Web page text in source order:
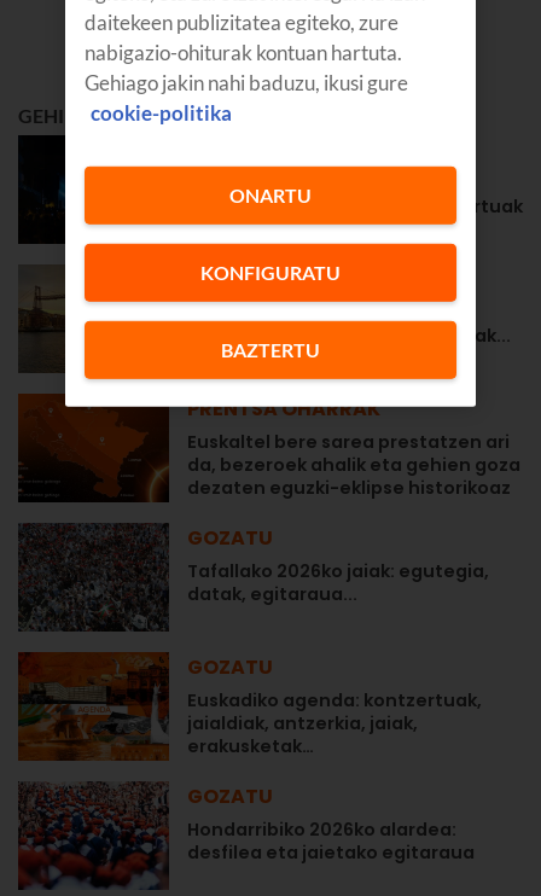
GEHIEN IRAKURRIENA
Nagusiko egitaraua eta kontzertuak
GOZATU
Portugaleteko 2026ko jaiak:
egitaraua eta kontzertuak, datak...
PRENTSA OHARRAK
Euskaltel bere sarea prestatzen ari
da, bezeroek ahalik eta gehien goza
dezaten eguzki-eklipse historikoaz
GOZATU
Tafallako 2026ko jaiak: egutegia,
datak, egitaraua...
GOZATU
Euskadiko agenda: kontzertuak,
jaialdiak, antzerkia, jaiak,
erakusketak…
GOZATU
Hondarribiko 2026ko alardea:
desfilea eta jaietako egitaraua
daitekeen publizitatea egiteko, zure
nabigazio-ohiturak kontuan hartuta.
Gehiago jakin nahi baduzu, ikusi gure
cookie-politika
KONFIGURATU
BAZTERTU
ONARTU